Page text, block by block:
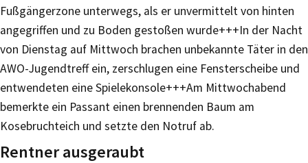
Fußgängerzone unterwegs, als er unvermittelt von hinten
angegriffen und zu Boden gestoßen wurde+++In der Nacht
von Dienstag auf Mittwoch brachen unbekannte Täter in den
AWO-Jugendtreff ein, zerschlugen eine Fensterscheibe und
entwendeten eine Spielekonsole+++Am Mittwochabend
bemerkte ein Passant einen brennenden Baum am
Kosebruchteich und setzte den Notruf ab.
Rentner ausgeraubt